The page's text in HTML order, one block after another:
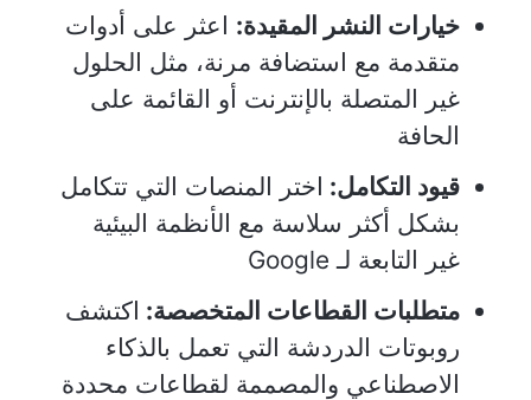
خيارات النشر المقيدة: اعثر على أدوات
متقدمة مع استضافة مرنة، مثل الحلول
غير المتصلة بالإنترنت أو القائمة على
الحافة
قيود التكامل: اختر المنصات التي تتكامل
بشكل أكثر سلاسة مع الأنظمة البيئية
غير التابعة لـ Google
متطلبات القطاعات المتخصصة: اكتشف
روبوتات الدردشة التي تعمل بالذكاء
الاصطناعي والمصممة لقطاعات محددة